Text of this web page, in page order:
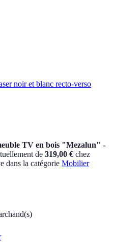
noir et blanc recto-verso
TV en bois "Mezalun" -
de 319,00 € chez
dans la catégorie Mobilier